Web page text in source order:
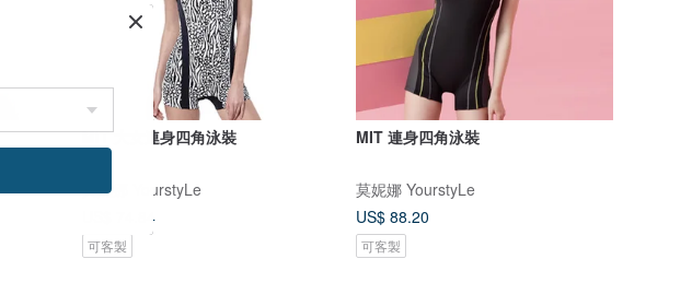
MIT 大女連身四角泳裝
莫妮娜 YourstyLe
US$ 74.84
可客製
MIT 連身四角泳裝
莫妮娜 YourstyLe
US$ 88.20
可客製